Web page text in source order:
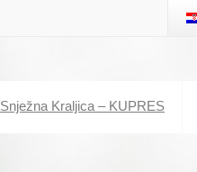
Snježna Kraljica – KUPRES